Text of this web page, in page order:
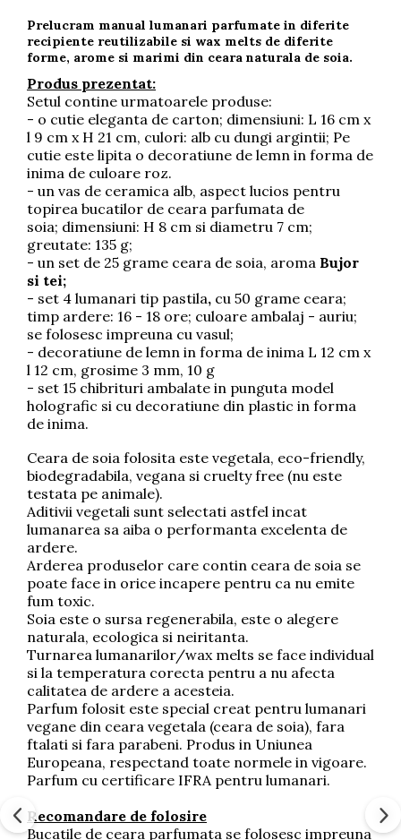
Prelucram manual lumanari parfumate in diferite
recipiente reutilizabile si wax melts de diferite
forme, arome si marimi din ceara naturala de soia.
Produs prezentat:
Setul contine urmatoarele produse:
- o cutie eleganta de carton; dimensiuni: L 16 cm x
l 9 cm x H 21 cm, culori: alb cu dungi argintii; Pe
cutie este lipita o decoratiune de lemn in forma de
inima de culoare roz.
- un vas de ceramica alb, aspect lucios pentru
topirea bucatilor de ceara parfumata de
soia; dimensiuni: H 8 cm si diametru 7 cm;
greutate: 135 g;
- un set de 25 grame ceara de soia, aroma Bujor
si tei;
- set 4 lumanari tip pastila, cu 50 grame ceara;
timp ardere: 16 - 18 ore; culoare ambalaj - auriu;
se folosesc impreuna cu vasul;
- decoratiune de lemn in forma de inima L 12 cm x
l 12 cm, grosime 3 mm, 10 g
- set 15 chibrituri ambalate in punguta model
holografic si cu decoratiune din plastic in forma
de inima.
Ceara de soia folosita este vegetala, eco-friendly,
biodegradabila, vegana si cruelty free (nu este
testata pe animale).
Aditivii vegetali sunt selectati astfel incat
lumanarea sa aiba o performanta excelenta de
ardere.
Arderea produselor care contin ceara de soia se
poate face in orice incapere pentru ca nu emite
fum toxic.
Soia este o sursa regenerabila, este o alegere
naturala, ecologica si neiritanta.
Turnarea lumanarilor/wax melts se face individual
si la temperatura corecta pentru a nu afecta
calitatea de ardere a acesteia.
Parfum folosit este special creat pentru lumanari
vegane din ceara vegetala (ceara de soia), fara
ftalati si fara parabeni. Produs in Uniunea
Europeana, respectand toate normele in vigoare.
Parfum cu certificare IFRA pentru lumanari.
Recomandare de folosire
Bucatile de ceara parfumata se folosesc impreuna